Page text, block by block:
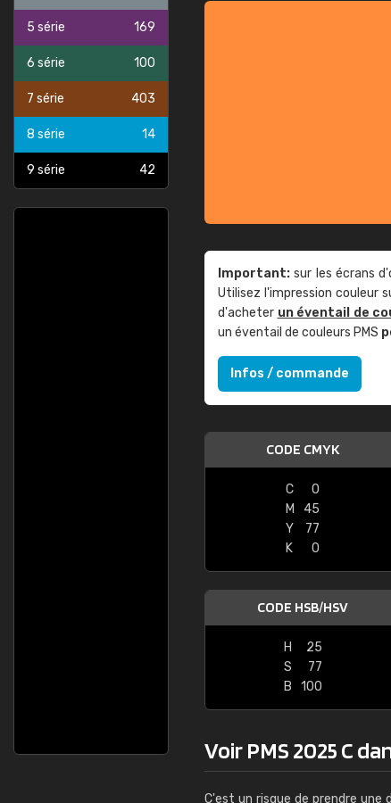
5 série 169
6 série 100
7 série 403
8 série 14
9 série 42
Important: sur les écrans
Utilisez l'impression couleur
d'acheter un éventail de
un éventail de couleurs PMS
Infos / commande
CODE CMYK
C
0
M
45
Y
77
K
0
CODE HSB/HSV
H
25
S
77
B
100
Voir PMS 2025 C
C'est un risque de prendre une